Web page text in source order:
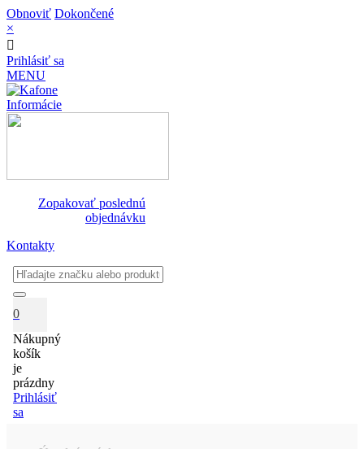
Obnoviť Dokončené
×
Prihlásiť sa
MENU
Informácie
Zopakovať poslednú
objednávku
Kontakty
0
Nákupný
košík
je
prázdny
Prihlásiť
sa